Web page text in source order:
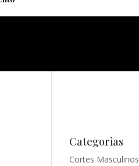
Categorias
Cortes Masculinos